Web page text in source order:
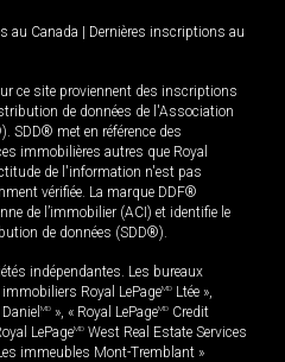
au Canada
Dernières inscriptions au
ce site proviennent des inscriptions
de données de l'Association
SDD® met en référence des
immobilières autres que Royal
de l'information n'est pas
vérifiée. La marque DDF®
de l’immobilier (ACI) et identifie le
de données (SDD®).
indépendantes. Les bureaux
Royal LePageMD Ltée »,
MD », « Royal LePageMD Credit
LePageMD West Real Estate Services
immeubles Mont-Tremblant »